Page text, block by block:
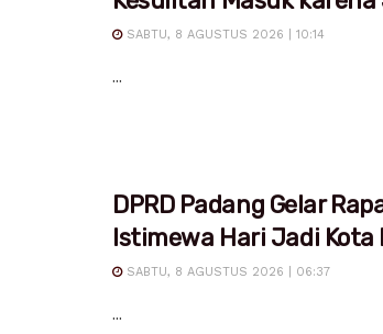
SABTU, 8 AGUSTUS 2026 | 10:14
...
DPRD Padang Gelar
Istimewa Hari Jadi Kota
SABTU, 8 AGUSTUS 2026 | 06:37
...